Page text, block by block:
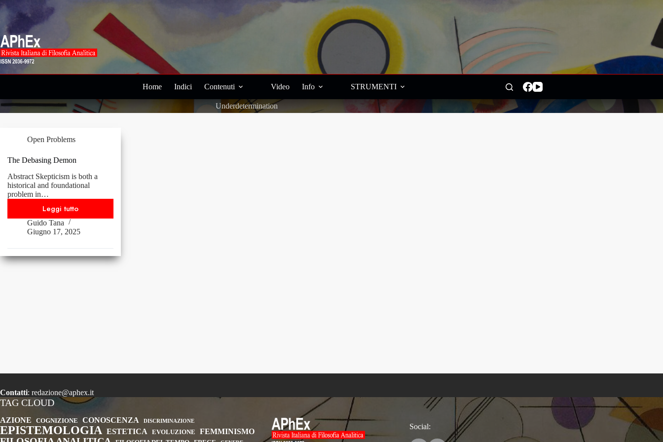
Salta
contenuto
Home Indici Contenuti Video Info STRUMENTI
Underdetermination
Open Problems
The Debasing Demon
Abstract Skepticism is both a
historical and foundational
problem in…
Leggi tutto
The
Debasing
Demon
Guido Tana
Giugno 17, 2025
Contatti: redazione@aphex.it
TAG CLOUD
AZIONE COGNIZIONE CONOSCENZA DISCRIMINAZIONE
EPISTEMOLOGIA ESTETICA EVOLUZIONE FEMMINISMO
Social: